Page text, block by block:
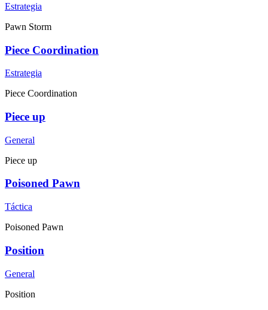
Estrategia
Pawn Storm
Piece Coordination
Estrategia
Piece Coordination
Piece up
General
Piece up
Poisoned Pawn
Táctica
Poisoned Pawn
Position
General
Position